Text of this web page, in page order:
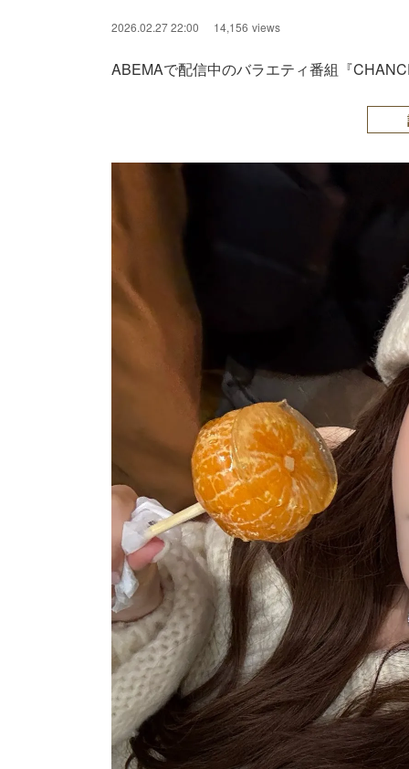
2026.02.27 22:00 14,156 views
ABEMAで配信中のバラエティ番組『